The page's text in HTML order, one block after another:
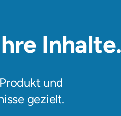
Inhalte.
und
gezielt.